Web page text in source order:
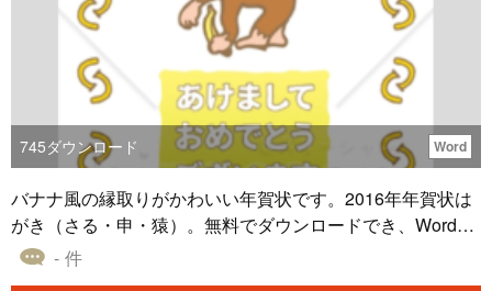
745ダウンロード Word
バナナ風の縁取りがかわいい年賀状です。2016年年賀状は
がき（さる・申・猿）。無料でダウンロードでき、Wordフ
ァイルになっているためそのまま印刷できます。
- 件